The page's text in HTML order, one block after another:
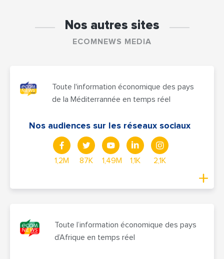
Nos autres sites
ECOMNEWS MEDIA
Toute l'information économique des pays
de la Méditerrannée en temps réel
Nos audiences sur les réseaux sociaux
1,2M 87K 1,49M 1,1K 2,1K
Toute l’information économique des pays
d’Afrique en temps réel